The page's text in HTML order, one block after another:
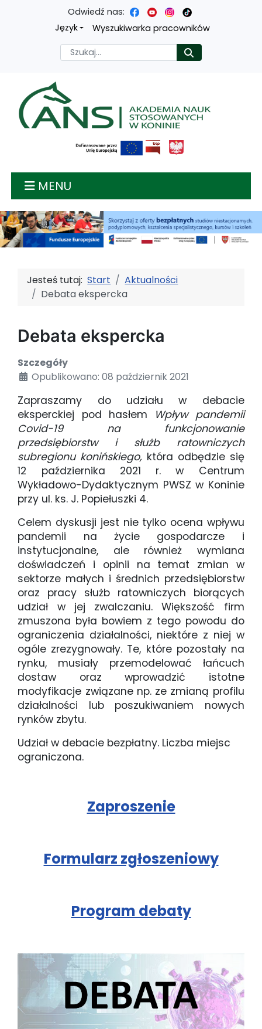
Przejdź
treści
głównej
Przejdź
menu
nawigacyjnego
Przejdź
wyszukiwarki
Przejdź
mapy
strony
Odwiedź nas:
Język
Wyszukiwarka pracowników
Szukaj
Akademia nauk
MENU
Jesteś tutaj:Start
Aktualności
Debata ekspercka
Debata ekspercka
Szczegóły
Opublikowano: 08 październik 2021
Zapraszamy do udziału w debacie
eksperckiej pod hasłem
Wpływ pandemii
Covid-19 na funkcjonowanie
przedsiębiorstw i służb ratowniczych
subregionu konińskiego,która odbędzie się
12 października 2021 r. w Centrum
Wykładowo-Dydaktycznym PWSZ w Koninie
przy ul. ks. J. Popiełuszki 4.
Celem dyskusji jest nie tylko ocena wpływu
pandemii na życie gospodarcze i
instytucjonalne, ale również wymiana
doświadczeń i opinii na temat zmian w
sektorze małych i średnich przedsiębiorstw
oraz pracy służb ratowniczych biorących
udział w jej zwalczaniu. Większość firm
zmuszona była bowiem z tego powodu do
ograniczenia działalności, niektóre z niej w
ogóle zrezygnowały. Te, które pozostały na
rynku, musiały przemodelować łańcuch
dostaw oraz wprowadzić istotne
modyfikacje związane np. ze zmianą profilu
działalności lub poszukiwaniem nowych
rynków zbytu.
Udział w debacie bezpłatny. Liczba miejsc
ograniczona.
Zaproszenie
Formularz zgłoszeniowy
Program debaty